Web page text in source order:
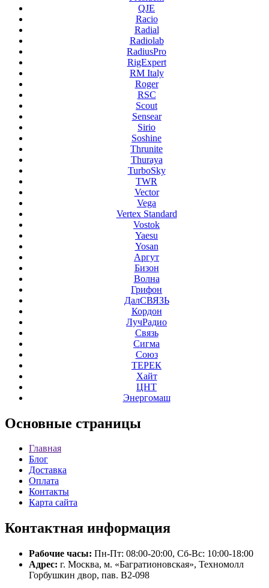
QJE
Racio
Radial
Radiolab
RadiusPro
RigExpert
RM Italy
Roger
RSC
Scout
Sensear
Sirio
Soshine
Thrunite
Thuraya
TurboSky
TWR
Vector
Vega
Vertex Standard
Vostok
Yaesu
Yosan
Аргут
Бизон
Волна
Грифон
ДалСВЯЗЬ
Кордон
ЛучРадио
Связь
Сигма
Союз
ТЕРЕК
Хайт
ЦНТ
Энергомаш
Основные страницы
Главная
Блог
Доставка
Оплата
Контакты
Карта сайта
Контактная информация
Рабочие часы: Пн-Пт: 08:00-20:00, Сб-Вс: 10:00-18:00
Адрес: г. Москва, м. «Багратионовская», Техномолл
Горбушкин двор, пав. B2-098